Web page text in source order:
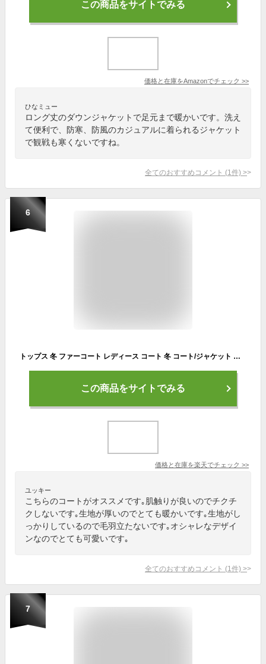
この商品をサイトでみる
価格と在庫をAmazonでチェック >>
ひなミュー
ロング丈のダウンジャケットで足元まで暖かいです。洗え
て便利で、防寒、防風のカジュアルに着られるジャケット
で観戦も寒くないですね。
全てのおすすめコメント (1 件) >
6
トップス 冬 ファーコート レディース コート 冬 コート/ジャケット きれいめ カジュアル フード付き フェイクファー アウター ロングコート ジャケット レディース カジュアル もこもこ ふわふわ 暖かい 秋冬 韓国風 おしゃれ 通勤 防寒
この商品をサイトでみる
価格と在庫を楽天でチェック >>
ユッキー
こちらのコートがオススメです｡肌触りが良いのでチクチ
クしないです｡生地が厚いのでとても暖かいです｡生地がし
っかりしているので毛羽立たないです｡オシャレなデザイ
ンなのでとても可愛いです｡
全てのおすすめコメント (1 件) >
7